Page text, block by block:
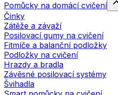
Pomůcky na domácí cvičení
Činky
Zátěže a závaží
Posilovací gumy na cvičení
Fitmíče a balanční podložky
Podložky na cvičení
Hrazdy a bradla
Závěsné posilovací systémy
Švihadla